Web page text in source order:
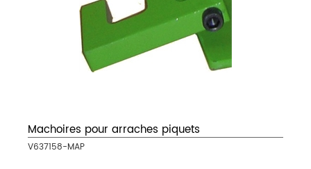
Machoires pour arraches piquets
V637158-MAP